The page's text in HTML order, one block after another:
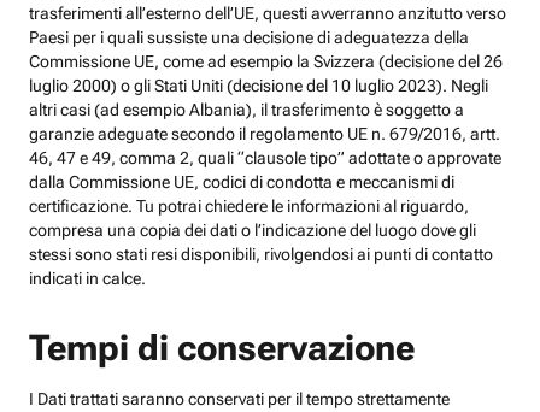
trasferimenti all’esterno dell’UE, questi avverranno anzitutto verso
Paesi per i quali sussiste una decisione di adeguatezza della
Commissione UE, come ad esempio la Svizzera (decisione del 26
luglio 2000) o gli Stati Uniti (decisione del 10 luglio 2023). Negli
altri casi (ad esempio Albania), il trasferimento è soggetto a
garanzie adeguate secondo il regolamento UE n. 679/2016, artt.
46, 47 e 49, comma 2, quali “clausole tipo” adottate o approvate
dalla Commissione UE, codici di condotta e meccanismi di
certificazione. Tu potrai chiedere le informazioni al riguardo,
compresa una copia dei dati o l’indicazione del luogo dove gli
stessi sono stati resi disponibili, rivolgendosi ai punti di contatto
indicati in calce.
Tempi di conservazione
I Dati trattati saranno conservati per il tempo strettamente